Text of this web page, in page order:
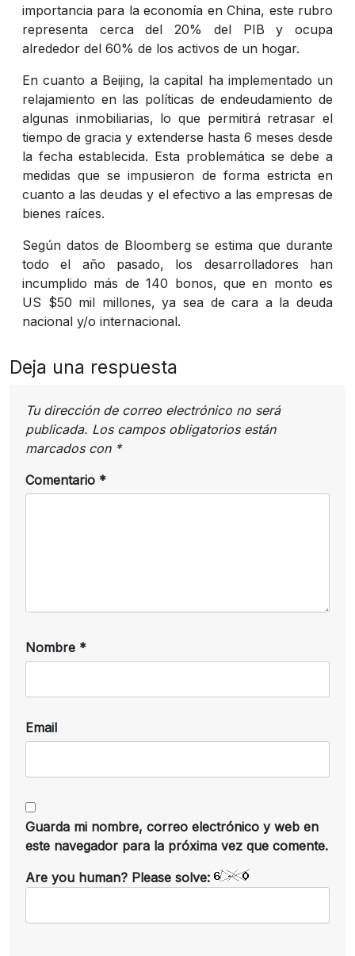
importancia para la economía en China, este rubro
representa cerca del 20% del PIB y ocupa
alrededor del 60% de los activos de un hogar.
En cuanto a Beijing, la capital ha implementado un
relajamiento en las políticas de endeudamiento de
algunas inmobiliarias, lo que permitirá retrasar el
tiempo de gracia y extenderse hasta 6 meses desde
la fecha establecida. Esta problemática se debe a
medidas que se impusieron de forma estricta en
cuanto a las deudas y el efectivo a las empresas de
bienes raíces.
Según datos de Bloomberg se estima que durante
todo el año pasado, los desarrolladores han
incumplido más de 140 bonos, que en monto es
US $50 mil millones, ya sea de cara a la deuda
nacional y/o internacional.
Deja una respuesta
Tu dirección de correo electrónico no será
publicada. Los campos obligatorios están
marcados con *
Comentario *
Nombre *
Email
Guarda mi nombre, correo electrónico y web en
este navegador para la próxima vez que comente.
Are you human? Please solve: